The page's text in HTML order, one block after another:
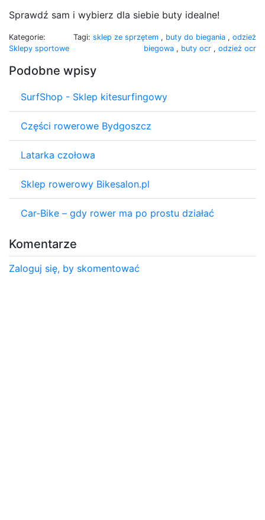
Sprawdź sam i wybierz dla siebie buty idealne!
Kategorie:
Sklepy sportowe
Tagi: sklep ze sprzętem , buty do biegania , odzież
biegowa , buty ocr , odzież ocr
Podobne wpisy
SurfShop - Sklep kitesurfingowy
Części rowerowe Bydgoszcz
Latarka czołowa
Sklep rowerowy Bikesalon.pl
Car-Bike – gdy rower ma po prostu działać
Komentarze
Zaloguj się, by skomentować